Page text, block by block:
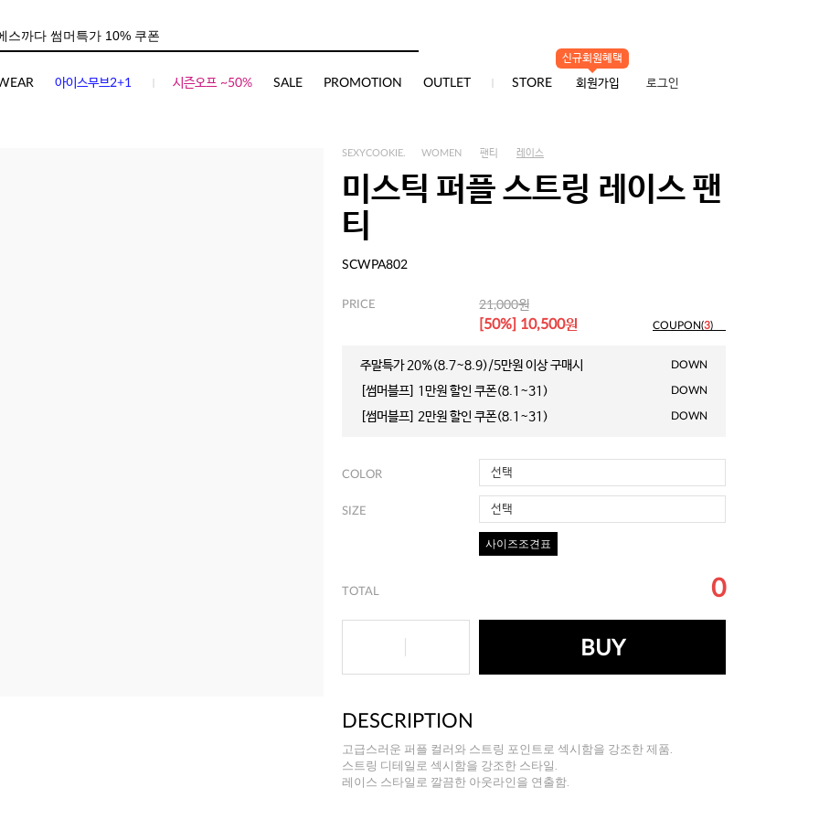
아이스무브2+1 시즌오프 ~50% SALE PROMOTION OUTLET STORE
신규회원혜택
회원가입 로그인
SEXYCOOKIE. WOMEN 팬티 레이스
미스틱 퍼플 스트링 레이스 팬
티
SCWPA802
PRICE 21,000원
[50%] 10,500원 COUPON(3)
주말특가 20%(8.7~8.9)/5만원 이상 구매시 DOWN
[썸머블프] 1만원 할인 쿠폰(8.1~31) DOWN
[썸머블프] 2만원 할인 쿠폰(8.1~31) DOWN
COLOR 선택
SIZE 선택
사이즈조견표
TOTAL 0
BUY
DESCRIPTION
고급스러운 퍼플 컬러와 스트링 포인트로 섹시함을 강조한 제품.
스트링 디테일로 섹시함을 강조한 스타일.
레이스 스타일로 깔끔한 아웃라인을 연출함.